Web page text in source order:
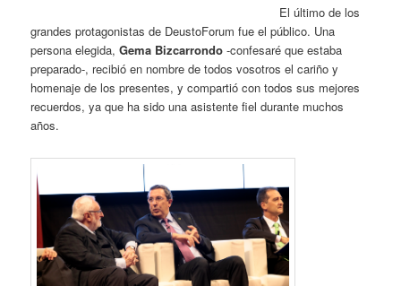
El último de los
grandes protagonistas de DeustoForum fue el público. Una
persona elegida,Gema Bizcarrondo -confesaré que estaba
preparado-, recibió en nombre de todos vosotros el cariño y
homenaje de los presentes, y compartió con todos sus mejores
recuerdos, ya que ha sido una asistente fiel durante muchos
años.